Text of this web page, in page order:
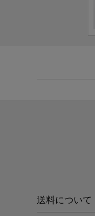
送料について